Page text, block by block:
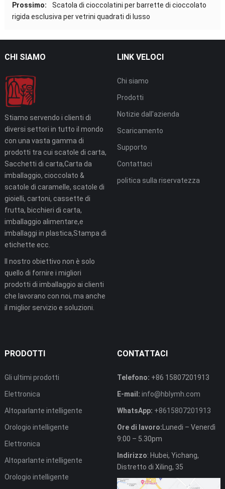
Prossimo:
Scatola di cioccolatini per barrette di cioccolato
rigida esclusiva per vetrini quadrati di lusso
CHI SIAMO
Stiamo servendo i clienti di
diversi settori in tutto il mondo
con una vasta gamma di
prodotti tra cui scatole di carta,
Sacchetti di carta,Carta da
imballaggio, cioccolato &
scatole di caramelle, scatole di
gioielli, cartoni, cassette di
frutta, bicchieri di carta,
imballaggio alimentare,e
imballaggi in plastica,Stampa di
etichette ecc.
Il nostro obiettivo non è solo
quello di fornire i migliori
prodotti di imballaggio ai clienti
che lavorano con noi, ma anche
il miglior servizio e soluzioni.
LINK VELOCI
Chi siamo
Prodotti
Notizie dall'azienda
Scaricamento
Supporto
Contattaci
politica sulla riservatezza
PRODOTTI
Gli ultimi prodotti
Elettronica
Altoparlante intelligente
Orologio intelligente
Elettronica
Altoparlante intelligente
Orologio intelligente
CONTATTACI
Telefono: +86 15807201913
E-mail: info@hblymh.com
WhatsApp: +8615807201913
Ore di lavoro: Lunedi – Venerdì
9:00 – 5.30pm
Indirizzo: Hubei, Yichang,
Distretto di Xiling, 35